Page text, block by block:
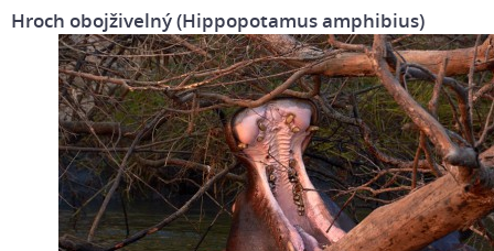
Hroch obojživelný (Hippopotamus amphibius)